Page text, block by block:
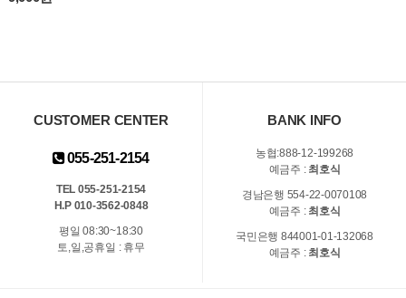
CUSTOMER CENTER
055-251-2154
TEL 055-251-2154
H.P 010-3562-0848
평일 08:30~18:30
토,일,공휴일 : 휴무
BANK INFO
농협:888-12-199268
예금주 : 최호식
경남은행 554-22-0070108
예금주 : 최호식
국민은행 844001-01-132068
예금주 : 최호식